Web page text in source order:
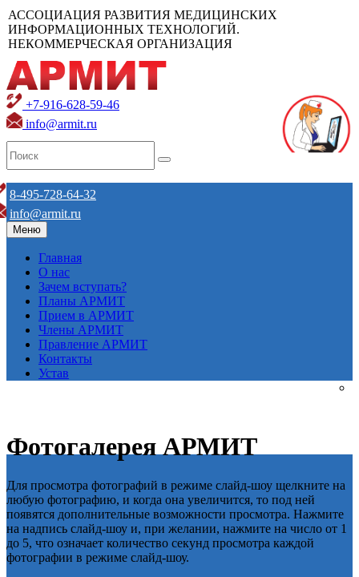
АССОЦИАЦИЯ РАЗВИТИЯ МЕДИЦИНСКИХ
ИНФОРМАЦИОННЫХ ТЕХНОЛОГИЙ.
НЕКОММЕРЧЕСКАЯ ОРГАНИЗАЦИЯ
+7-916-628-59-46
info@armit.ru
8-495-728-64-32
info@armit.ru
Меню
Главная
О нас
Зачем вступать?
Планы АРМИТ
Прием в АРМИТ
Члены АРМИТ
Правление АРМИТ
Контакты
Устав
Фотогалерея АРМИТ
Для просмотра фотографий в режиме слайд-шоу щелкните на
любую фотографию, и когда она увеличится, то под ней
появятся дополнительные возможности просмотра. Нажмите
на надпись слайд-шоу и, при желании, нажмите на число от 1
до 5, что означает количество секунд просмотра каждой
фотографии в режиме слайд-шоу.